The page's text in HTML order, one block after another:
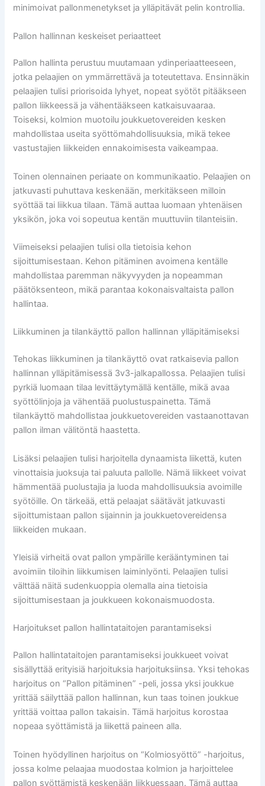
minimoivat pallonmenetykset ja ylläpitävät pelin kontrollia.
Pallon hallinnan keskeiset periaatteet
Pallon hallinta perustuu muutamaan ydinperiaatteeseen,
jotka pelaajien on ymmärrettävä ja toteutettava. Ensinnäkin
pelaajien tulisi priorisoida lyhyet, nopeat syötöt pitääkseen
pallon liikkeessä ja vähentääkseen katkaisuvaaraa.
Toiseksi, kolmion muotoilu joukkuetovereiden kesken
mahdollistaa useita syöttömahdollisuuksia, mikä tekee
vastustajien liikkeiden ennakoimisesta vaikeampaa.
Toinen olennainen periaate on kommunikaatio. Pelaajien on
jatkuvasti puhuttava keskenään, merkitäkseen milloin
syöttää tai liikkua tilaan. Tämä auttaa luomaan yhtenäisen
yksikön, joka voi sopeutua kentän muuttuviin tilanteisiin.
Viimeiseksi pelaajien tulisi olla tietoisia kehon
sijoittumisestaan. Kehon pitäminen avoimena kentälle
mahdollistaa paremman näkyvyyden ja nopeamman
päätöksenteon, mikä parantaa kokonaisvaltaista pallon
hallintaa.
Liikkuminen ja tilankäyttö pallon hallinnan ylläpitämiseksi
Tehokas liikkuminen ja tilankäyttö ovat ratkaisevia pallon
hallinnan ylläpitämisessä 3v3-jalkapallossa. Pelaajien tulisi
pyrkiä luomaan tilaa levittäytymällä kentälle, mikä avaa
syöttölinjoja ja vähentää puolustuspainetta. Tämä
tilankäyttö mahdollistaa joukkuetovereiden vastaanottavan
pallon ilman välitöntä haastetta.
Lisäksi pelaajien tulisi harjoitella dynaamista liikettä, kuten
vinottaisia juoksuja tai paluuta pallolle. Nämä liikkeet voivat
hämmentää puolustajia ja luoda mahdollisuuksia avoimille
syötöille. On tärkeää, että pelaajat säätävät jatkuvasti
sijoittumistaan pallon sijainnin ja joukkuetovereidensa
liikkeiden mukaan.
Yleisiä virheitä ovat pallon ympärille kerääntyminen tai
avoimiin tiloihin liikkumisen laiminlyönti. Pelaajien tulisi
välttää näitä sudenkuoppia olemalla aina tietoisia
sijoittumisestaan ja joukkueen kokonaismuodosta.
Harjoitukset pallon hallintataitojen parantamiseksi
Pallon hallintataitojen parantamiseksi joukkueet voivat
sisällyttää erityisiä harjoituksia harjoituksiinsa. Yksi tehokas
harjoitus on “Pallon pitäminen” -peli, jossa yksi joukkue
yrittää säilyttää pallon hallinnan, kun taas toinen joukkue
yrittää voittaa pallon takaisin. Tämä harjoitus korostaa
nopeaa syöttämistä ja liikettä paineen alla.
Toinen hyödyllinen harjoitus on “Kolmiosyöttö” -harjoitus,
jossa kolme pelaajaa muodostaa kolmion ja harjoittelee
pallon syöttämistä keskenään liikkuessaan. Tämä auttaa